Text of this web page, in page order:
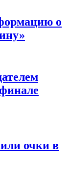
о
очки в